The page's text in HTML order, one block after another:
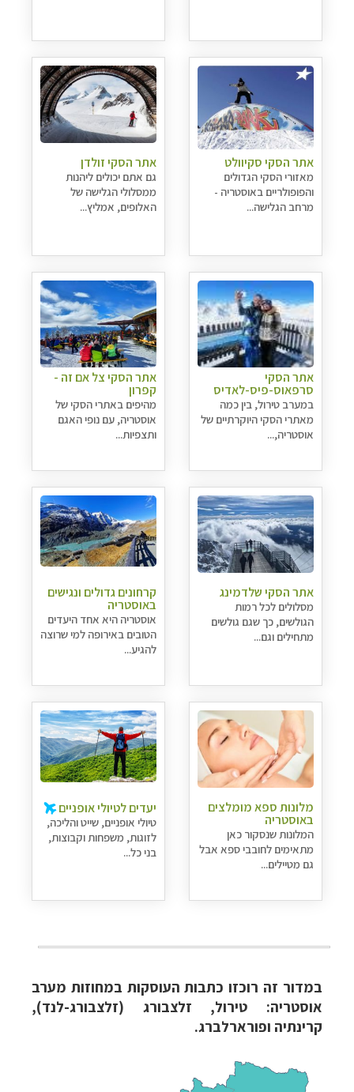
אתר הסקי סקיוולט
מאזורי הסקי הגדולים
והפופולריים באוסטריה -
מרחב הגלישה...
אתר הסקי זולדן
גם אתם יכולים ליהנות
ממסלולי הגלישה של
האלופים, אמליץ...
אתר הסקי
סרפאוס-פיס-לאדיס
במערב טירול, בין כמה
מאתרי הסקי היוקרתיים של
אוסטריה,...
אתר הסקי צל אם זה -
קפרון
מהיפים באתרי הסקי של
אוסטריה, עם נופי האגם
ותצפיות...
אתר הסקי שלדמינג
מסלולים לכל רמות
הגולשים, כך שגם גולשים
מתחילים וגם...
קרחונים גדולים ונגישים
באוסטריה
אוסטריה היא אחד היעדים
הטובים באירופה למי שרוצה
להגיע...
מלונות ספא מומלצים
באוסטריה
המלונות שנסקור כאן
מתאימים לחובבי ספא אבל
גם מטיילים...
יעדים לטיולי אופניים
טיולי אופניים, שייט והליכה,
לזוגות, משפחות וקבוצות,
בני כל...
במדור זה רוכזו כתבות העוסקות במחוזות מערב
אוסטריה​: טירול, זלצבורג (זלצבורג-לנד),
קרינתיה ופורארלברג.